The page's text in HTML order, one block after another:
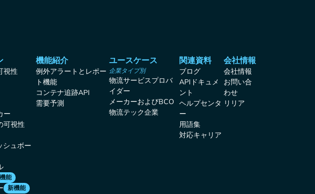
視性
ー
可視性
シュボー
能
新機能
機能紹介
例外アラートとレポー
ト機能
コンテナ追跡API
需要予測
ユースケース
企業タイプ別
物流サービスプロバ
イダー
メーカーおよびBCO
物流テック企業
関連資料
ブログ
APIドキュメ
ント
ヘルプセンタ
ー
用語集
対応キャリア
会社情報
会社情報
お問い合
わせ
リリア